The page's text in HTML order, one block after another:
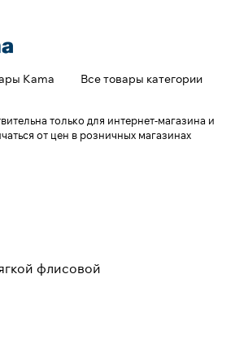
Kama Все товары категории
только для интернет-магазина и
от цен в розничных магазинах
флисовой